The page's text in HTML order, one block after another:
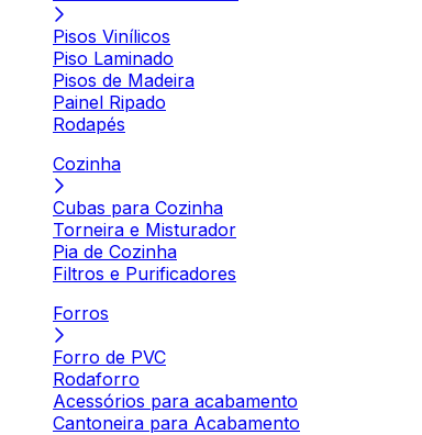
Pisos Vinílicos
Piso Laminado
Pisos de Madeira
Painel Ripado
Rodapés
Cozinha
Cubas para Cozinha
Torneira e Misturador
Pia de Cozinha
Filtros e Purificadores
Forros
Forro de PVC
Rodaforro
Acessórios para acabamento
Cantoneira para Acabamento